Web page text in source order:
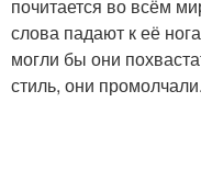
почитается во всём
слова падают к её
могли бы они
стиль, они промолчали.